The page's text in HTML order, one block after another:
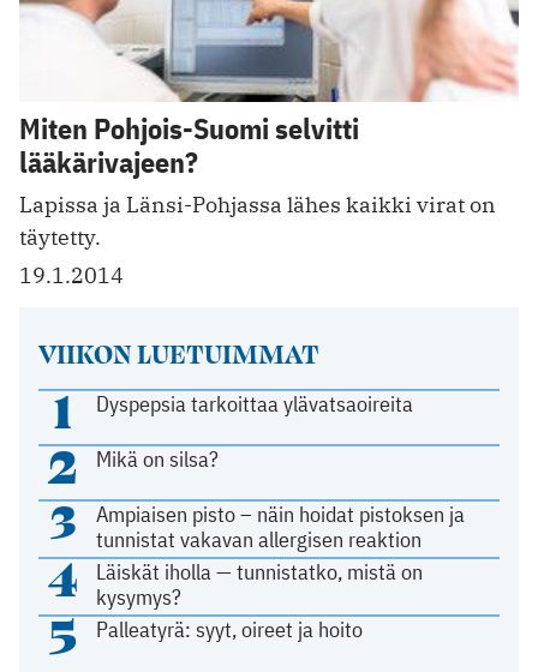
Miten Pohjois-Suomi selvitti
lääkärivajeen?
Lapissa ja Länsi-Pohjassa lähes kaikki virat on
täytetty.
19.1.2014
VIIKON LUETUIMMAT
1 Dyspepsia tarkoittaa ylävatsaoireita
2 Mikä on silsa?
3
Ampiaisen pisto – näin hoidat pistoksen ja
tunnistat vakavan allergisen reaktion
4
Läiskät iholla — tunnistatko, mistä on
kysymys?
5 Palleatyrä: syyt, oireet ja hoito